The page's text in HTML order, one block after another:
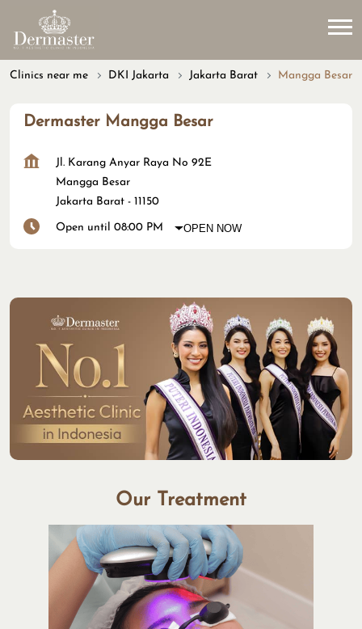
Clinics near me DKI Jakarta Jakarta Barat Mangga Besar
Dermaster Mangga Besar
Jl. Karang Anyar Raya No 92E
Mangga Besar
Jakarta Barat - 11150
Open until 08:00 PM OPEN NOW
Our Treatment